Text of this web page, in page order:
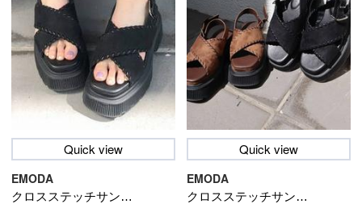
Quick view
クロスステッチサンダ
EMODA
Quick view
クロスステッチサンダ
EMODA